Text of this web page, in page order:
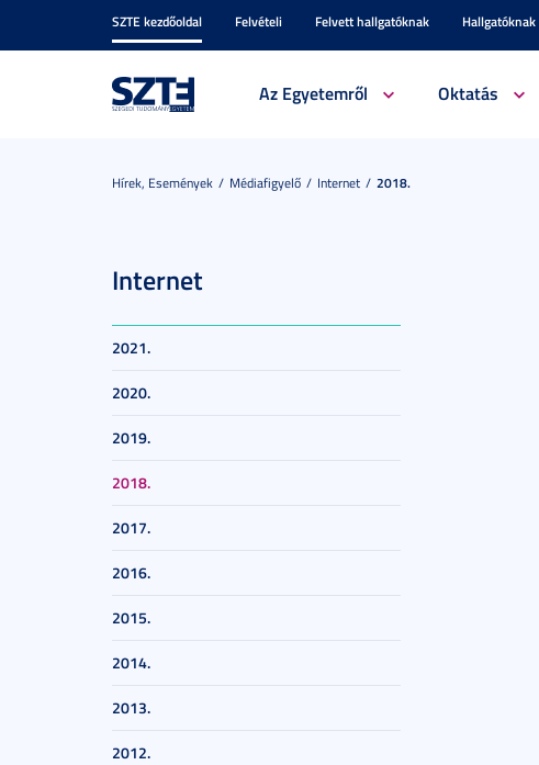
SZTE kezdőoldal Felvételi Felvett hallgatóknak Hallgatóknak
Az Egyetemről Oktatás
Hírek, Események Médiafigyelő Internet 2018.
Internet
2021.
2020.
2019.
2018.
2017.
2016.
2015.
2014.
2013.
2012.